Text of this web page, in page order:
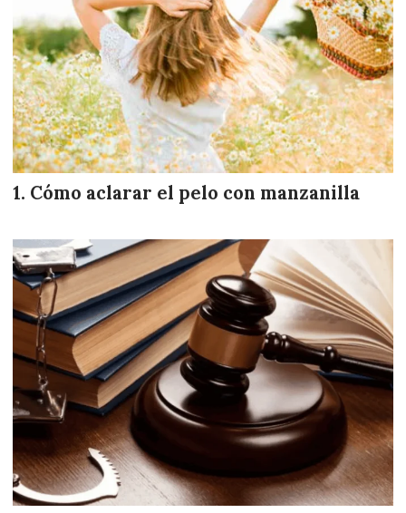
Cómo aclarar el pelo con manzanilla